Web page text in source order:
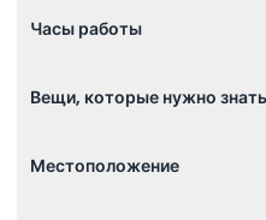
Часы работы
Вещи, которые нужно знать
Местоположение